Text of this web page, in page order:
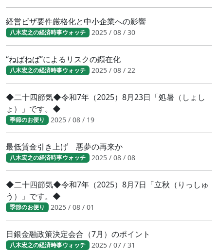
経営ビザ要件厳格化と中小企業への影響
八木宏之の経済時事ウォッチ 2025 / 08 / 30
“ねばねば”によるリスクの顕在化
八木宏之の経済時事ウォッチ 2025 / 08 / 22
◆二十四節気◆令和7年（2025）8月23日「処暑（しょし
ょ）」です。◆
季節のお便り 2025 / 08 / 19
最低賃金引き上げ 悪夢の再来か
八木宏之の経済時事ウォッチ 2025 / 08 / 08
◆二十四節気◆令和7年（2025）8月7日「立秋（りっしゅ
う）」です。◆
季節のお便り 2025 / 08 / 01
日銀金融政策決定会合（7月）のポイント
八木宏之の経済時事ウォッチ 2025 / 07 / 31